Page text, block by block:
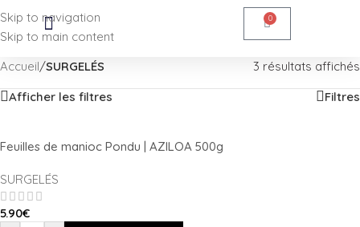
Skip to navigation
Skip to main content
0
Accueil/SURGELÉS
3 résultats affichés
Afficher les filtres
Filtres
Feuilles de manioc Pondu | AZILOA 500g
SURGELÉS
5.90€